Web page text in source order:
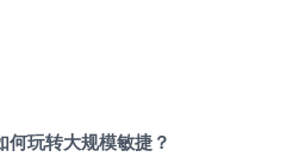
玩转大规模敏捷？